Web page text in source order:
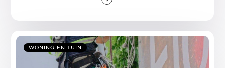
WONING EN TUIN